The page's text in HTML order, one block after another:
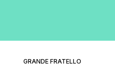
GRANDE FRATELLO